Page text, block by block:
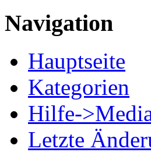
Navigation
Hauptseite
Kategorien
Hilfe-
Letzte